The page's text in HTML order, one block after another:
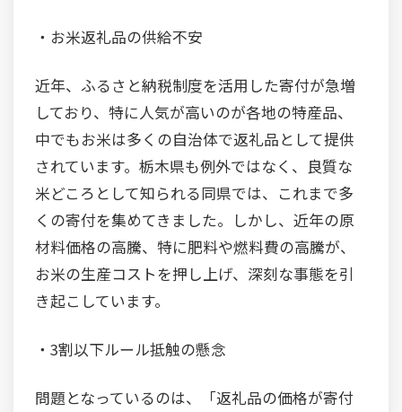
・お米返礼品の供給不安
近年、ふるさと納税制度を活用した寄付が急増
しており、特に人気が高いのが各地の特産品、
中でもお米は多くの自治体で返礼品として提供
されています。栃木県も例外ではなく、良質な
米どころとして知られる同県では、これまで多
くの寄付を集めてきました。しかし、近年の原
材料価格の高騰、特に肥料や燃料費の高騰が、
お米の生産コストを押し上げ、深刻な事態を引
き起こしています。
・3割以下ルール抵触の懸念
問題となっているのは、「返礼品の価格が寄付